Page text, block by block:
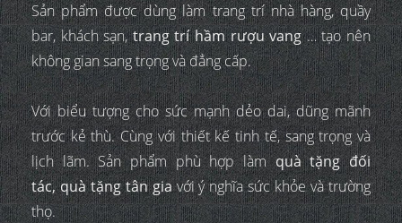
Sản phẩm được dùng làm trang trí nhà hàng, quầy
bar, khách sạn,trang trí hầm rượu vang… tạo nên
không gian sang trọng và đẳng cấp.
Với biểu tượng cho sức mạnh dẻo dai, dũng mãnh
trước kẻ thù. Cùng với thiết kế tinh tế, sang trọng và
lịch lãm. Sản phẩm phù hợp làmquà tặng đối
tác, quà tặng tân giavới ý nghĩa sức khỏe và trường
thọ.